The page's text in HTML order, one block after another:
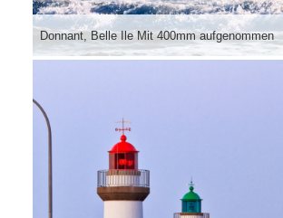
Donnant, Belle Ile Mit 400mm aufgenommen